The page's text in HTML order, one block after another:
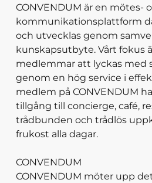
CONVENDUM är en mötes-
kommunikationsplattform
och utvecklas genom
kunskapsutbyte. Vårt fokus
medlemmar att lyckas med
genom en hög service i
medlem på CONVENDUM
tillgång till concierge, café,
trådbunden och trådlös
frukost alla dagar.
CONVENDUM
CONVENDUM möter upp